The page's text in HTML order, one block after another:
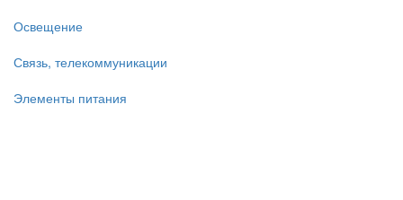
Освещение
Связь, телекоммуникации
Элементы питания